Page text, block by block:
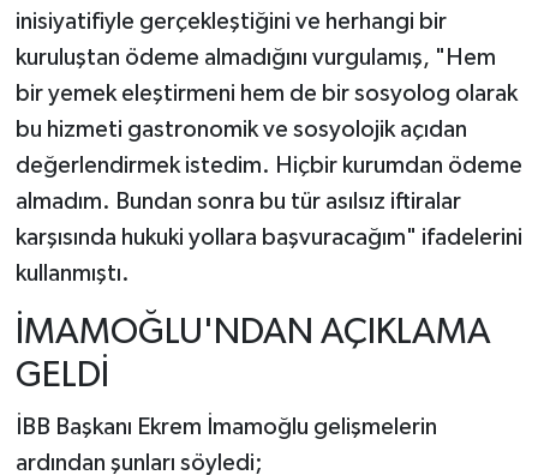
inisiyatifiyle gerçekleştiğini ve herhangi bir
kuruluştan ödeme almadığını vurgulamış, "Hem
bir yemek eleştirmeni hem de bir sosyolog olarak
bu hizmeti gastronomik ve sosyolojik açıdan
değerlendirmek istedim. Hiçbir kurumdan ödeme
almadım. Bundan sonra bu tür asılsız iftiralar
karşısında hukuki yollara başvuracağım" ifadelerini
kullanmıştı.
İMAMOĞLU'NDAN AÇIKLAMA
GELDİ
İBB Başkanı Ekrem İmamoğlu gelişmelerin
ardından şunları söyledi;